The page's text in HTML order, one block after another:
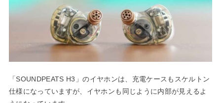
「SOUNDPEATS H3」のイヤホンは、充電ケースもスケルトン
仕様になっていますが、イヤホンも同じように内部が見えるよ